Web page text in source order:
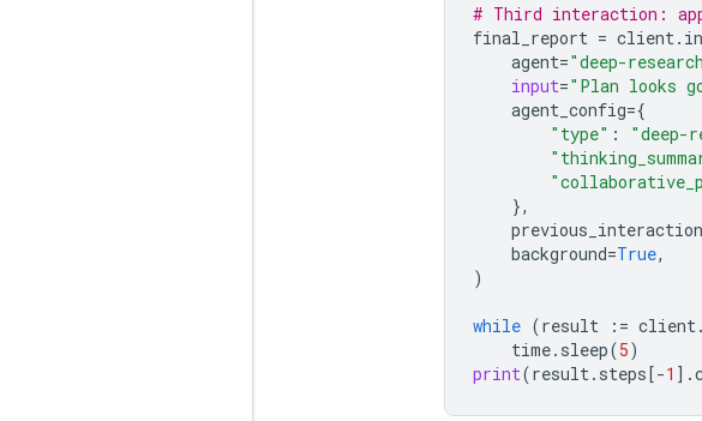
# Third interaction:
final_report = client.
agent="deep-
input="Plan looks
agent_config={
"type" : "deep-
},
background=True,
)
while (result := client.
time. sleep(5)
print(result. steps[-1 ] .